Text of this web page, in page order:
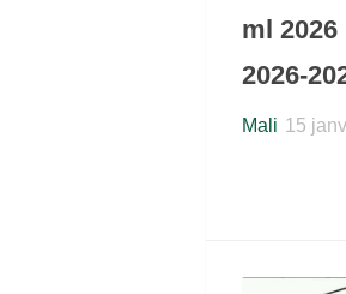
ml
2026-
Mali 15